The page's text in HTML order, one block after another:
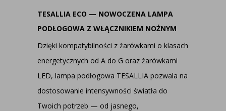
TESALLIA ECO — NOWOCZENA LAMPA
PODŁOGOWA Z WŁĄCZNIKIEM NOŻNYM
Dzięki kompatybilności z żarówkami o klasach
energetycznych od A do G oraz żarówkami
LED, lampa podłogowa TESALLIA pozwala na
dostosowanie intensywności światła do
Twoich potrzeb — od jasnego,